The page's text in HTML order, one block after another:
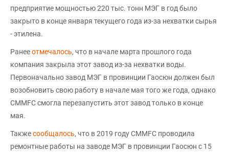
предприятие мощностью 220 тыс. тонн МЭГ в год было
закрыто в конце января текущего года из-за нехватки сырья
- этилена.
Ранееотмечалось, что в начале марта прошлого года
компания закрыла этот завод из-за нехватки воды.
Первоначально завод МЭГ в провинции Гаосюн должен был
возобновить свою работу в начале мая того же года, однако
CMMFC смогла перезапустить этот завод только в конце
мая.
Такжесообщалось, что в 2019 году CMMFC проводила
ремонтные работы на заводе МЭГ в провинции Гаосюн с 15